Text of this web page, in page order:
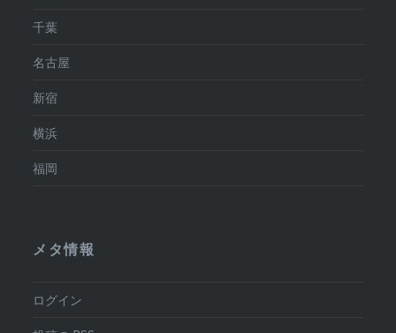
千葉
名古屋
新宿
横浜
福岡
メタ情報
ログイン